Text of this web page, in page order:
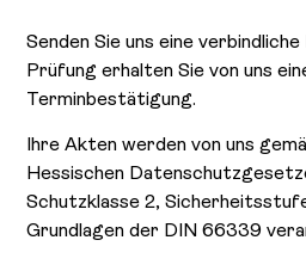
Senden Sie uns eine
Prüfung erhalten Sie von uns
Terminbestätigung.
Ihre Akten werden von uns
Hessischen
Schutzklasse 2,
Grundlagen der DIN 66339